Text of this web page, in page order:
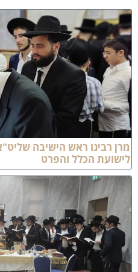
רבינו ראש הישיבה שליט"א
הכלל והפרט